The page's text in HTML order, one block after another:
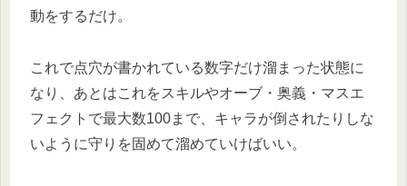
動をするだけ。
これで点穴が書かれている数字だけ溜まった状態に
なり、あとはこれをスキルやオーブ・奥義・マスエ
フェクトで最大数100まで、キャラが倒されたりしな
いように守りを固めて溜めていけばいい。